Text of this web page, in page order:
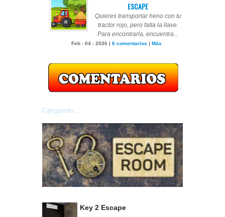
ESCAPE
Quieres transportar heno con tu
tractor rojo, pero falta la llave.
Para encontrarla, encuentra...
Feb - 04 - 2026 | 6 comentarios | Más
Cargando...
Key 2 Escape